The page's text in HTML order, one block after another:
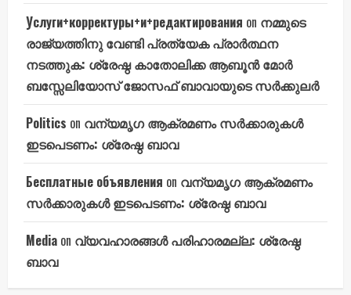
Услуги+корректуры+и+редактирования on നമ്മുടെ
രാജ്യത്തിനു വേണ്ടി പ്രത്യേക പ്രാർത്ഥന
നടത്തുക: ശ്രേഷ്ഠ കാതോലിക്ക ആബൂൻ മോർ
ബസ്സേലിയോസ് ജോസഫ് ബാവായുടെ സർക്കുലർ
Politics on വന്യമൃഗ ആക്രമണം സർക്കാരുകൾ
ഇടപെടണം: ശ്രേഷ്ഠ ബാവ
Бесплатные объявления on വന്യമൃഗ ആക്രമണം
സർക്കാരുകൾ ഇടപെടണം: ശ്രേഷ്ഠ ബാവ
Media on വ്യവഹാരങ്ങൾ പരിഹാരമല്ല: ശ്രേഷ്ഠ
ബാവ